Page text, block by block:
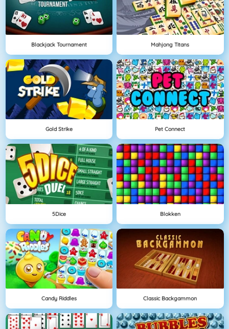
Blackjack Tournament Mahjong Titans
Gold Strike Pet Connect
5Dice Blokken
Candy Riddles Classic Backgammon